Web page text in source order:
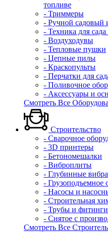
топливе
- Триммеры
- Ручной садовый
- Техника для сада
- Воздуходувы
- Тепловые пушки
- Цепные пилы
- Краскопульты
- Перчатки для
- Поливочное
- Аксессуары и
Смотреть Все
Строительство
- Сварочное
- 3D принтеры
- Бетономешалки
- Виброплиты
- Глубинные
- Грузоподъемное
- Насосы и
- Строительная
- Трубы и фитинги
- Снятое с
Смотреть Все